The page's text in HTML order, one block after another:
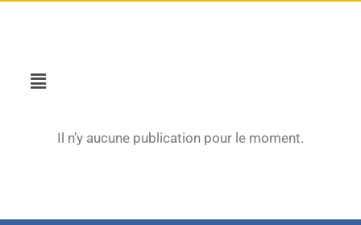
Il n’y aucune publication pour le moment.